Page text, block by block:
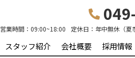
営業時間： 09:00~18:00 定休日： 年中無休（夏
スタッフ紹介 会社概要 採用情報